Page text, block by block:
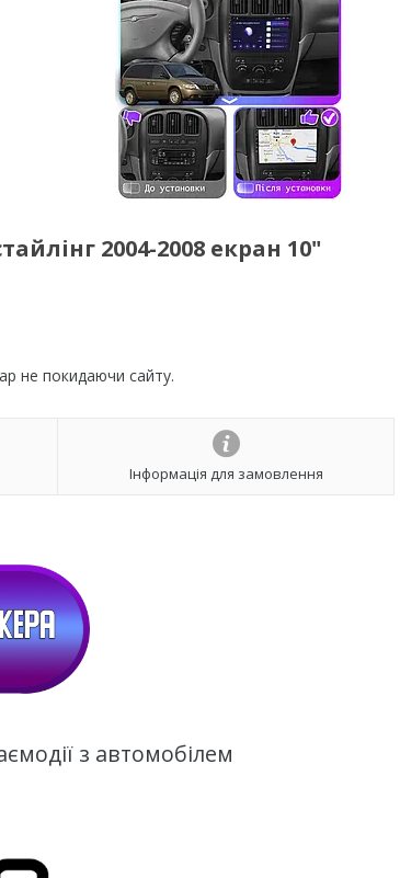
2004-2008 екран 10"
не покидаючи сайту.
Інформація для замовлення
з автомобілем